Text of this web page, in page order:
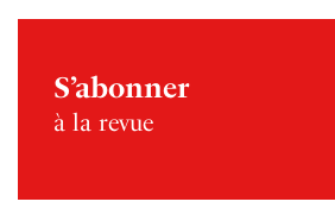
S’abonner
à la revue